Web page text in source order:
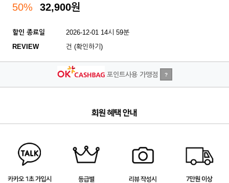
50% 32,900원
할인 종료일
2026-12-01 14시 59분
REVIEW
건 (확인하기)
포인트사용 가맹점 ?